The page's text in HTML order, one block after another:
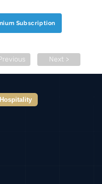
Subscription
Next >